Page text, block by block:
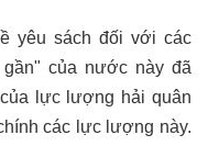
yêu sách đối với các
của nước này đã
lực lượng hải quân
các lực lượng này.